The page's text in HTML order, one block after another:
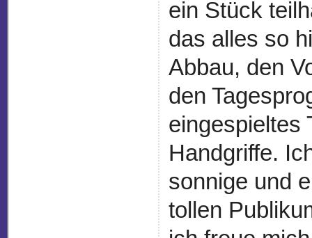
ein Stück
das alles so
Abbau, den
den
eingespieltes
Handgriffe.
sonnige und
tollen